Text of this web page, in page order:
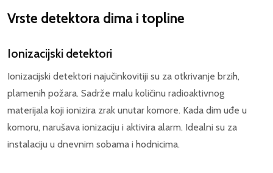
Vrste detektora dima i topline
Ionizacijski detektori
Ionizacijski detektori najučinkovitiji su za otkrivanje brzih,
plamenih požara. Sadrže malu količinu radioaktivnog
materijala koji ionizira zrak unutar komore. Kada dim uđe u
komoru, narušava ionizaciju i aktivira alarm. Idealni su za
instalaciju u dnevnim sobama i hodnicima.